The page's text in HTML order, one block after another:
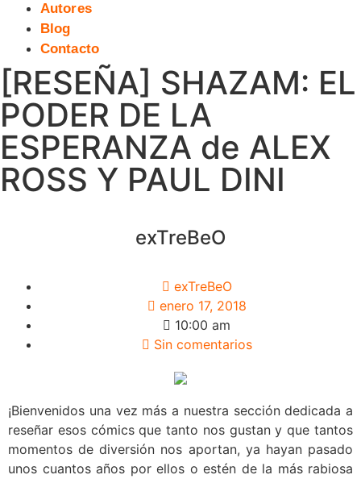
Autores
Blog
Contacto
[RESEÑA] SHAZAM: EL
PODER DE LA
ESPERANZA de ALEX
ROSS Y PAUL DINI
exTreBeO
exTreBeO
enero 17, 2018
10:00 am
Sin comentarios
¡Bienvenidos una vez más a nuestra sección dedicada a
reseñar esos cómics que tanto nos gustan y que tantos
momentos de diversión nos aportan, ya hayan pasado
unos cuantos años por ellos o estén de la más rabiosa